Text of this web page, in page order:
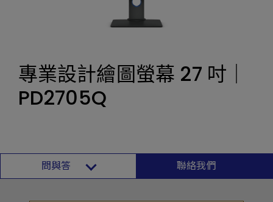
專業設計繪圖螢幕 27 吋｜
PD2705Q
問與答 聯絡我們